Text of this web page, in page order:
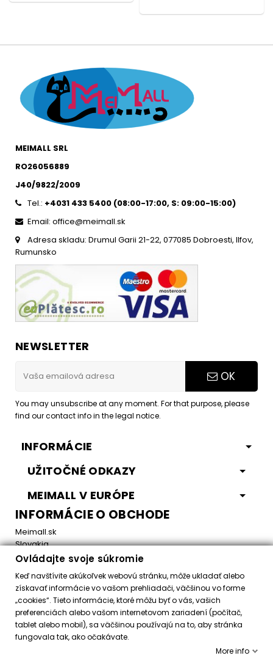
MEIMALL SRL
RO26056889
J40/9822/2009
Tel.: +4031 433 5400 (08:00-17:00, S: 09:00-15:00)
Email: office@meimall.sk
Adresa skladu: Drumul Garii 21-22, 077085 Dobroesti, Ilfov,
Rumunsko
NEWSLETTER
OK
You may unsubscribe at any moment. For that purpose, please
find our contact info in the legal notice.
INFORMÁCIE
UŽITOČNÉ ODKAZY
MEIMALL V EURÓPE
INFORMÁCIE O OBCHODE
Meimall.sk
Slovakia
Email:office@meimall.sk
Control your Privacy
Všetky práva vyhradené ©
Ovládajte svoje súkromie
Keď navštívite akúkoľvek webovú stránku, môže ukladať alebo
získavať informácie vo vašom prehliadači, väčšinou vo forme
„cookies“. Tieto informácie, ktoré môžu byť o vás, vašich
preferenciách alebo vašom internetovom zariadení (počítač,
tablet alebo mobil), sa väčšinou používajú na to, aby stránka
fungovala tak, ako očakávate.
More info